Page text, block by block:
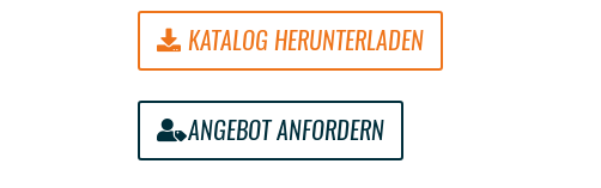
KATALOG HERUNTERLADEN
ANGEBOT ANFORDERN